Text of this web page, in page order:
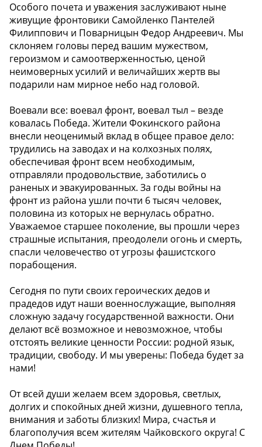
Особого почета и уважения заслуживают ныне
живущие фронтовики Самойленко Пантелей
Филиппович и Поварницын Федор Андреевич. Мы
склоняем головы перед вашим мужеством,
героизмом и самоотверженностью, ценой
неимоверных усилий и величайших жертв вы
подарили нам мирное небо над головой.
Воевали все: воевал фронт, воевал тыл – везде
ковалась Победа. Жители Фокинского района
внесли неоценимый вклад в общее правое дело:
трудились на заводах и на колхозных полях,
обеспечивая фронт всем необходимым,
отправляли продовольствие, заботились о
раненых и эвакуированных. За годы войны на
фронт из района ушли почти 6 тысяч человек,
половина из которых не вернулась обратно.
Уважаемое старшее поколение, вы прошли через
страшные испытания, преодолели огонь и смерть,
спасли человечество от угрозы фашистского
порабощения.
Сегодня по пути своих героических дедов и
прадедов идут наши военнослужащие, выполняя
сложную задачу государственной важности. Они
делают всё возможное и невозможное, чтобы
отстоять великие ценности России: родной язык,
традиции, свободу. И мы уверены: Победа будет за
нами!
От всей души желаем всем здоровья, светлых,
долгих и спокойных дней жизни, душевного тепла,
внимания и заботы близких! Мира, счастья и
благополучия всем жителям Чайковского округа! С